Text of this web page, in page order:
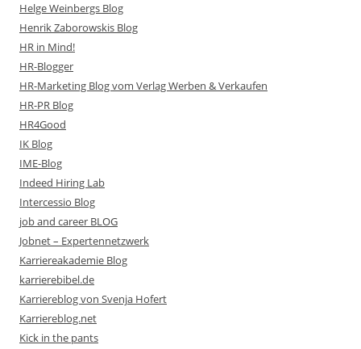
Helge Weinbergs Blog
Henrik Zaborowskis Blog
HR in Mind!
HR-Blogger
HR-Marketing Blog vom Verlag Werben & Verkaufen
HR-PR Blog
HR4Good
IK Blog
IME-Blog
Indeed Hiring Lab
Intercessio Blog
job and career BLOG
Jobnet – Expertennetzwerk
Karriereakademie Blog
karrierebibel.de
Karriereblog von Svenja Hofert
Karriereblog.net
Kick in the pants